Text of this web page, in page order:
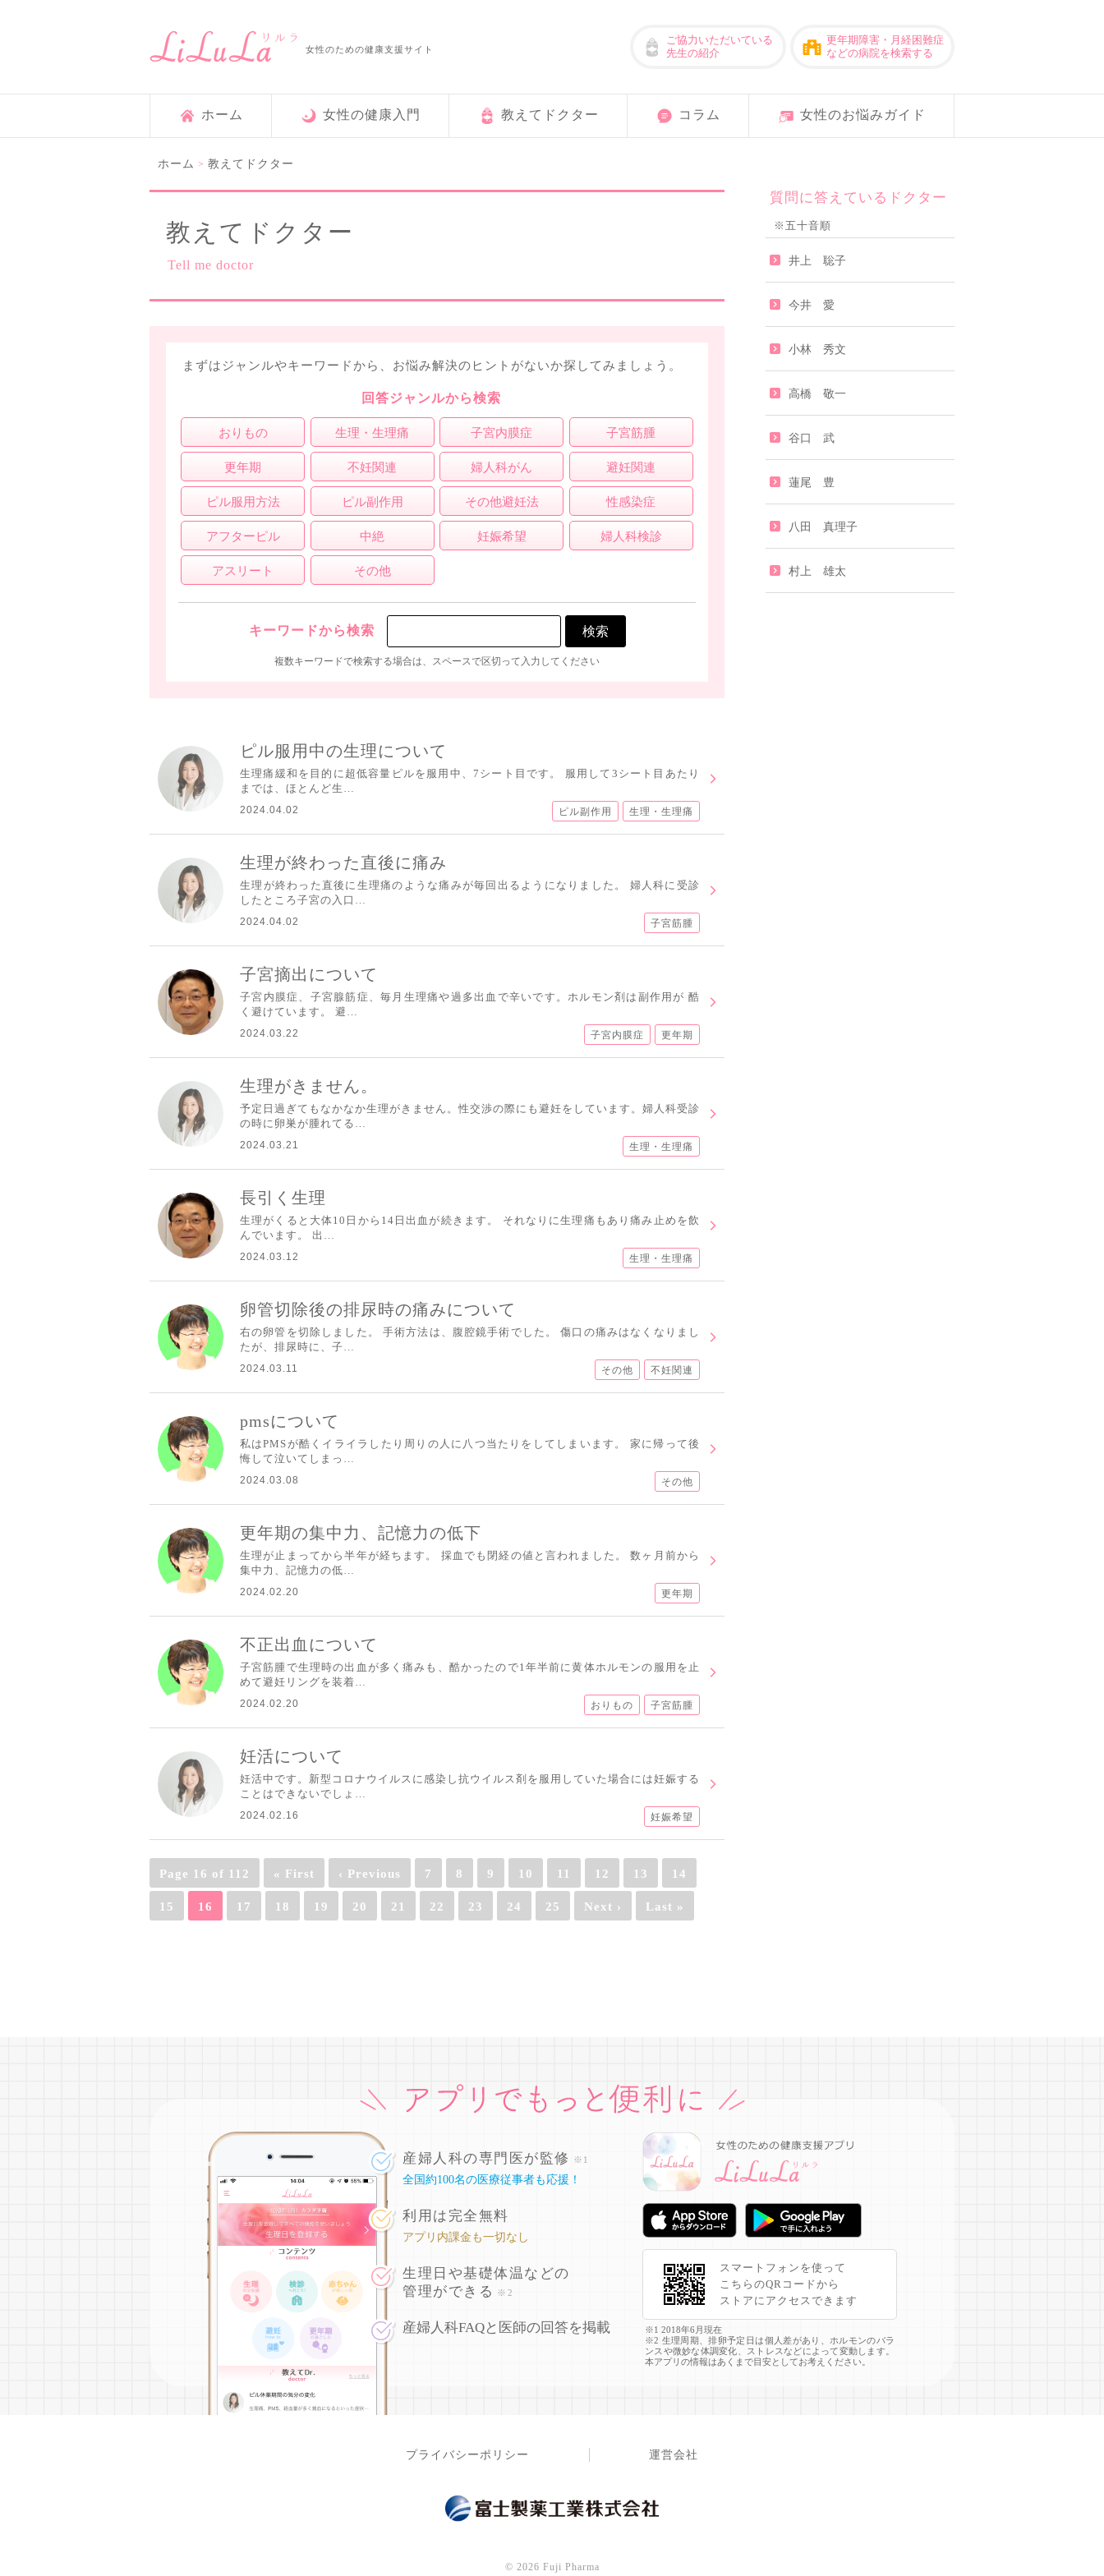
女性のための健康支援サイト
ご協力いただいている
先生の紹介
更年期障害・月経困難症
などの病院を検索する
ホーム 女性の健康入門 教えてドクター コラム 女性のお悩みガイド
ホーム > 教えてドクター
教えてドクター
Tell me doctor
まずはジャンルやキーワードから、お悩み解決のヒントがないか探してみましょう。
回答ジャンルから検索
おりもの 生理・生理痛 子宮内膜症 子宮筋腫
更年期 不妊関連 婦人科がん 避妊関連
ピル服用方法 ピル副作用 その他避妊法 性感染症
アフターピル 中絶 妊娠希望 婦人科検診
アスリート その他
キーワードから検索
複数キーワードで検索する場合は、スペースで区切って入力してください
ピル服用中の生理について
生理痛緩和を目的に超低容量ピルを服用中、7シート目です。 服用して3シート目あたり
までは、ほとんど生…
2024.04.02 ピル副作用 生理・生理痛
生理が終わった直後に痛み
生理が終わった直後に生理痛のような痛みが毎回出るようになりました。 婦人科に受診
したところ子宮の入口…
2024.04.02 子宮筋腫
子宮摘出について
子宮内膜症、子宮腺筋症、毎月生理痛や過多出血で辛いです。ホルモン剤は副作用が 酷
く避けています。 避…
2024.03.22 子宮内膜症 更年期
生理がきません。
予定日過ぎてもなかなか生理がきません。性交渉の際にも避妊をしています。婦人科受診
の時に卵巣が腫れてる…
2024.03.21 生理・生理痛
長引く生理
生理がくると大体10日から14日出血が続きます。 それなりに生理痛もあり痛み止めを飲
んでいます。 出…
2024.03.12 生理・生理痛
卵管切除後の排尿時の痛みについて
右の卵管を切除しました。 手術方法は、腹腔鏡手術でした。 傷口の痛みはなくなりまし
たが、排尿時に、子…
2024.03.11 その他 不妊関連
pmsについて
私はPMSが酷くイライラしたり周りの人に八つ当たりをしてしまいます。 家に帰って後
悔して泣いてしまっ…
2024.03.08 その他
更年期の集中力、記憶力の低下
生理が止まってから半年が経ちます。 採血でも閉経の値と言われました。 数ヶ月前から
集中力、記憶力の低…
2024.02.20 更年期
不正出血について
子宮筋腫で生理時の出血が多く痛みも、酷かったので1年半前に黄体ホルモンの服用を止
めて避妊リングを装着…
2024.02.20 おりもの 子宮筋腫
妊活について
妊活中です。新型コロナウイルスに感染し抗ウイルス剤を服用していた場合には妊娠する
ことはできないでしょ…
2024.02.16 妊娠希望
Page 16 of 112 « First ‹ Previous 7 8 9 10 11 12 13 14
15 16 17 18 19 20 21 22 23 24 25 Next › Last »
質問に答えているドクター
※五十音順
井上 聡子
今井 愛
小林 秀文
高橋 敬一
谷口 武
蓮尾 豊
八田 真理子
村上 雄太
産婦人科の専門医が監修 ※1
全国約100名の医療従事者も応援！
利用は完全無料
アプリ内課金も一切なし
生理日や基礎体温などの
管理ができる
※2
産婦人科FAQと医師の回答を掲載
スマートフォンを使って
こちらのQRコードから
ストアにアクセスできます
※1 2018年6月現在
※2 生理周期、排卵予定日は個人差があり、ホルモンのバラ
ンスや微妙な体調変化、ストレスなどによって変動します。
本アプリの情報はあくまで目安としてお考えください。
プライバシーポリシー 運営会社
© 2026 Fuji Pharma